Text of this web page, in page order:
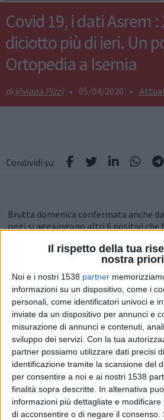
Il rispetto della tua
nostra
Noi e i nostri 1538 partner
informazioni su un dispositivo, come i
personali, come identificatori univoci e
inviate da un dispositivo per annunci e
misurazione di annunci e contenuti,
sviluppo dei servizi. Con la tua
partner possiamo utilizzare dati precisi
identificazione tramite la scansione del
per consentire a noi e ai nostri 1538
finalità sopra descritte. In alternativa
informazioni più dettagliate e
di acconsentire o di negare il consenso.
Covid 19, i dati Asrem :
diciotto più di ieri. Un
Ortopedia a Isernia
Viviana Pizzi • 05/04/2020 •
Condividi su:
Brutta domenica confermata anche
oggi si aggiungono altri 6 positivi che
In totale sono 1557 tamponi
alle 11). I tamponi negativi sono 1335
222. Di cui 166 in provincia di
44 in provincia di Isernia ( 3 in più
( 1 in più di delle 11) . Ricordiamo che
geografica arriva dai dati di residenza.
Uno dei nuovi pazienti è ricoverato in
di Isernia. Quando è stato scoperto
doveva essere operato. Intervento
29 i ricoverati al Cardarelli: 4 in
subintensiva e 23 in malattie